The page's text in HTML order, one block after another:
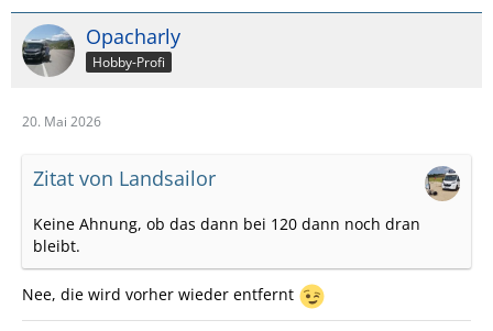
Opacharly
Hobby-Profi
20. Mai 2026
Zitat von Landsailor
Keine Ahnung, ob das dann bei 120 dann noch dran
bleibt.
Nee, die wird vorher wieder entfernt